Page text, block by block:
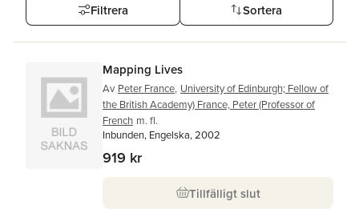
Filtrera Sortera
Mapping Lives
Av Peter France, University of Edinburgh; Fellow of
the British Academy) France, Peter (Professor of
French m. fl.
Inbunden, Engelska, 2002
919 kr
Tillfälligt slut